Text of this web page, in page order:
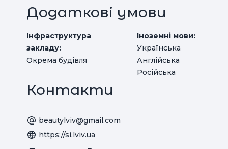
Додаткові умови
Інфраструктура
закладу:
Окрема будівля
Іноземні мови:
Українська
Англійська
Російська
Контакти
beautylviv@gmail.com
https://si.lviv.ua